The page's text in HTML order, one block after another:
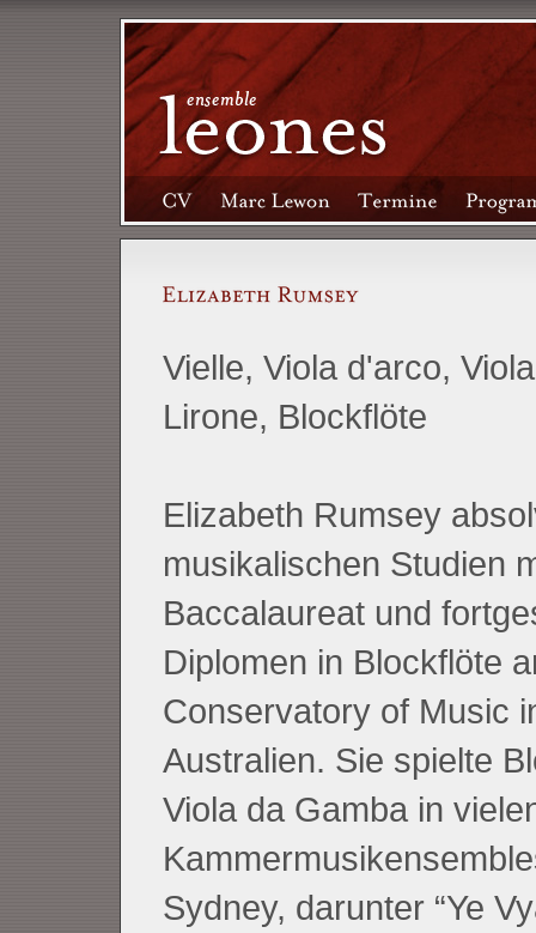
Vielle, Viola d'arco,
Lirone, Blockflöte
Elizabeth Rumsey
musikalischen Studien
Baccalaureat und
Diplomen in Blockflöte
Conservatory of Music
Australien. Sie spielte
Viola da Gamba in
Sydney, darunter “Ye